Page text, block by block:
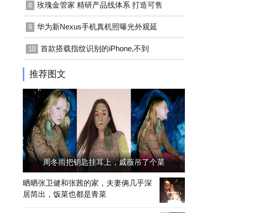
8 玫瑰金管家 精研产品线体系 打造可售
9 华为新Nexus手机真机照曝光外观延
10 首款搭载指纹识别的iPhone,不到
推荐图文
周冬雨把钥匙挂耳上，戚薇吊了个菜
晒晒张卫健和张茜的家，夫妻俩几乎深
居简出，饭菜也都是青菜